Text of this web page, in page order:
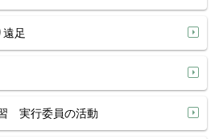
足
実行委員の活動